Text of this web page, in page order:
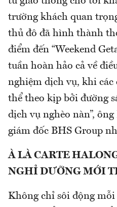
trường khách quan
thủ đô đã hình thành
điểm đến “Weekend
tuần hoàn hảo cả về
nghiệm dịch vụ, khi các
thể theo kịp bởi đường
dịch vụ nghèo nàn”,
giám đốc BHS Group
À LÀ CARTE
NGHỈ DƯỠNG MỚI
Không chỉ sôi động